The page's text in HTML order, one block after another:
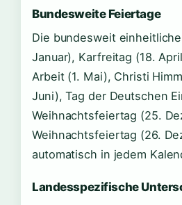
Bundesweite Feiertage
Die bundesweit
Januar), Karfreitag (18.
Arbeit (1. Mai), Christi
Juni), Tag der Deutschen
Weihnachtsfeiertag (25.
Weihnachtsfeiertag (26.
automatisch in jedem
Landesspezifische